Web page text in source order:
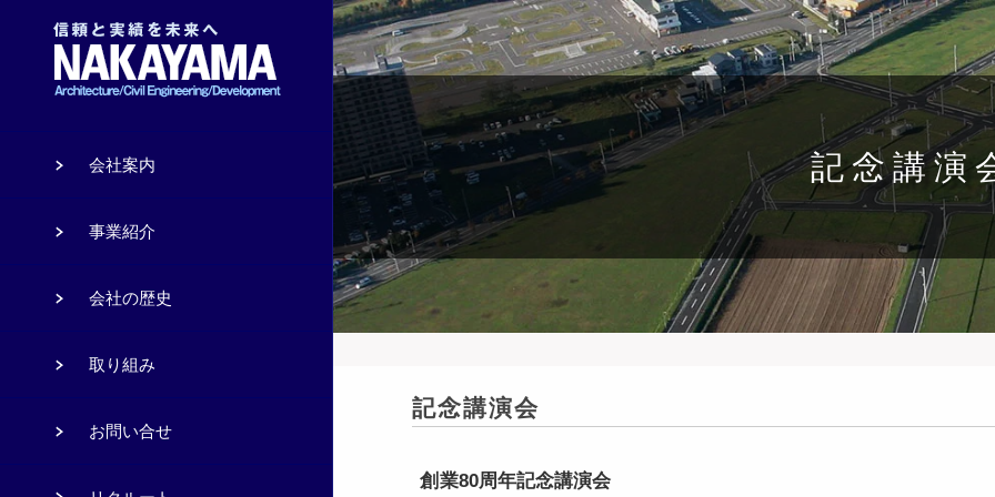
記念講演
記念講演会
創業80周年記念講演会
会社案内
事業紹介
会社の歴史
取り組み
お問い合せ